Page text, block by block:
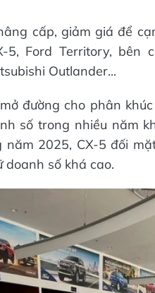
cấp, giảm giá để
5, Ford Territory, bên
Outlander...
đường cho phân
số trong nhiều năm
năm 2025, CX-5 đối
số khá cao.